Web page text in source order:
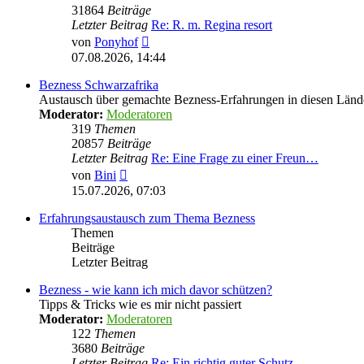
31864 Beiträge
Letzter Beitrag Re: R. m. Regina resort
von Ponyhof
Beitrag
07.08.2026, 14:44
Bezness Schwarzafrika
Austausch über gemachte Bezness-Erfahrungen in diesen
Moderator: Moderatoren
319 Themen
20857 Beiträge
Letzter Beitrag Re: Eine Frage zu einer Freun…
von Bini
Beitrag
15.07.2026, 07:03
Erfahrungsaustausch zum Thema Bezness
Themen
Beiträge
Letzter Beitrag
Bezness - wie kann ich mich davor schützen?
Tipps & Tricks wie es mir nicht passiert
Moderator: Moderatoren
122 Themen
3680 Beiträge